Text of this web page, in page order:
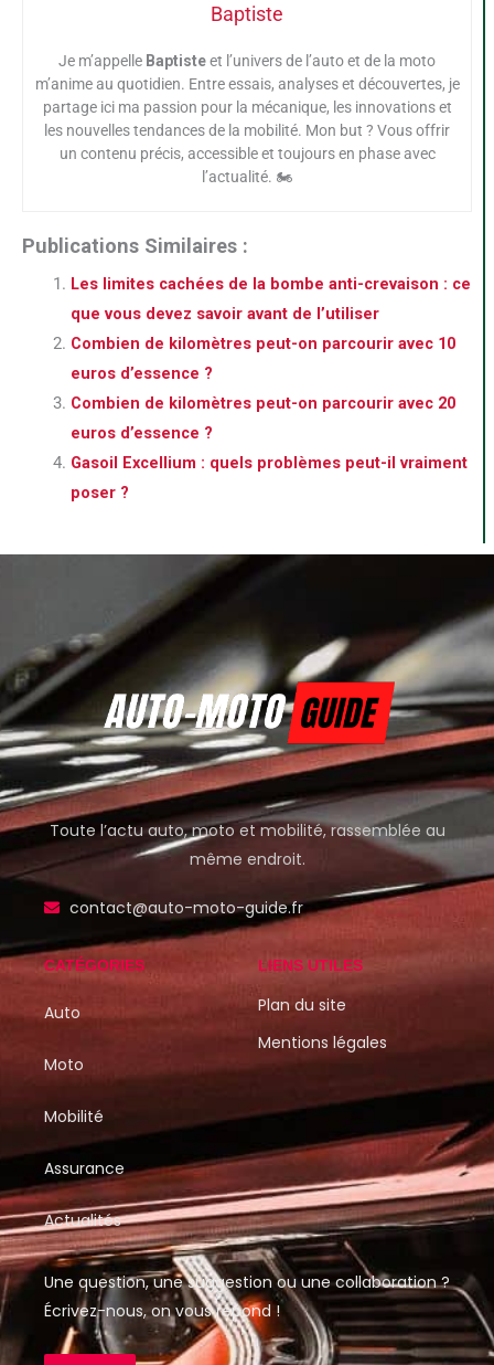
Baptiste
Je m’appelle Baptisteet l’univers de l’auto et de la moto
m’anime au quotidien. Entre essais, analyses et découvertes, je
partage ici ma passion pour la mécanique, les innovations et
les nouvelles tendances de la mobilité. Mon but ? Vous offrir
un contenu précis, accessible et toujours en phase avec
l’actualité. 🏍️
Publications Similaires :
Les limites cachées de la bombe anti-crevaison : ce
que vous devez savoir avant de l’utiliser
Combien de kilomètres peut-on parcourir avec 10
euros d’essence ?
Combien de kilomètres peut-on parcourir avec 20
euros d’essence ?
Gasoil Excellium : quels problèmes peut-il vraiment
poser ?
Toute l’actu auto, moto et mobilité, rassemblée au
même endroit.
contact@auto-moto-guide.fr
CATÉGORIES
Auto
Moto
Mobilité
Assurance
Actualités
LIENS UTILES
Plan du site
Mentions légales
Une question, une suggestion ou une collaboration ?
Écrivez-nous, on vous répond !